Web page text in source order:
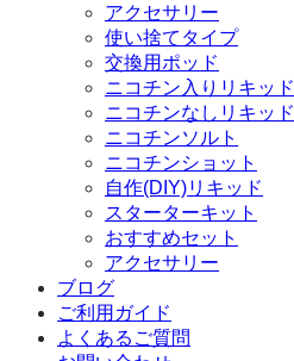
アクセサリー
使い捨てタイプ
交換用ポッド
ニコチン入りリキッド
ニコチンなしリキッド
ニコチンソルト
ニコチンショット
自作(DIY)リキッド
スターターキット
おすすめセット
アクセサリー
ブログ
ご利用ガイド
よくあるご質問